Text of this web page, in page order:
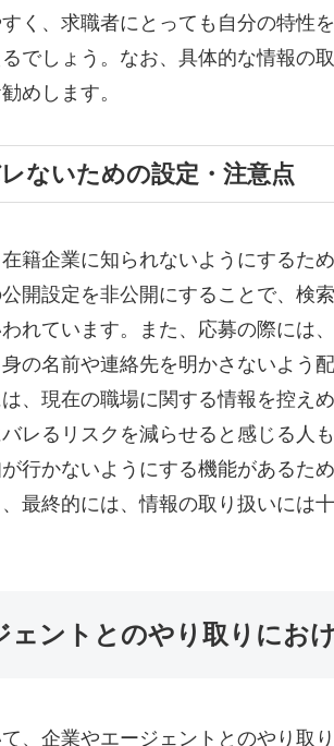
く、求職者にとっても自分の特性
でしょう。なお、具体的な情報の
めします。
ないための設定・注意点
籍企業に知られないようにするた
開設定を非公開にすることで、検
れています。また、応募の際には
の名前や連絡先を明かさないよう
、現在の職場に関する情報を控え
レるリスクを減らせると感じる人
行かないようにする機能があるた
最終的には、情報の取り扱いには
ェントとのやり取りにお
、企業やエージェントとのやり取